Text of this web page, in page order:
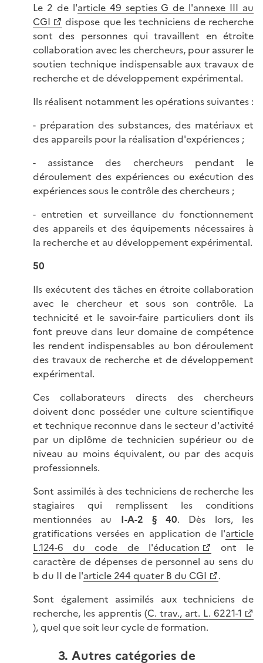
Le 2 de l'article 49 septies G de l'annexe III au
CGI
dispose que les techniciens de recherche
sont des personnes qui travaillent en étroite
collaboration avec les chercheurs, pour assurer le
soutien technique indispensable aux travaux de
recherche et de développement expérimental.
Ils réalisent notamment les opérations suivantes :
- préparation des substances, des matériaux et
des appareils pour la réalisation d'expériences ;
- assistance des chercheurs pendant le
déroulement des expériences ou exécution des
expériences sous le contrôle des chercheurs ;
- entretien et surveillance du fonctionnement
des appareils et des équipements nécessaires à
la recherche et au développement expérimental.
50
Ils exécutent des tâches en étroite collaboration
avec le chercheur et sous son contrôle. La
technicité et le savoir-faire particuliers dont ils
font preuve dans leur domaine de compétence
les rendent indispensables au bon déroulement
des travaux de recherche et de développement
expérimental.
Ces collaborateurs directs des chercheurs
doivent donc posséder une culture scientifique
et technique reconnue dans le secteur d'activité
par un diplôme de technicien supérieur ou de
niveau au moins équivalent, ou par des acquis
professionnels.
Sont assimilés à des techniciens de recherche les
stagiaires qui remplissent les conditions
mentionnées au I-A-2 § 40. Dès lors, les
gratifications versées en application de l'article
L.124-6 du code de l'éducation
ont le
caractère de dépenses de personnel au sens du
b du II de l'article 244 quater B du CGI
.
Sont également assimilés aux techniciens de
recherche, les apprentis (C. trav., art. L. 6221-1
), quel que soit leur cycle de formation.
3. Autres catégories de